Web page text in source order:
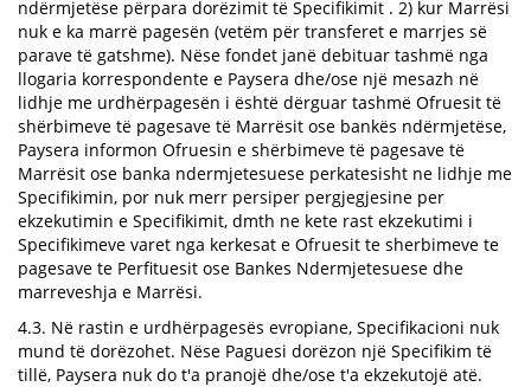
ndërmjetëse përpara dorëzimit të Specifikimit . 2) kur Marrësi
nuk e ka marrë pagesën (vetëm për transferet e marrjes së
parave të gatshme). Nëse fondet janë debituar tashmë nga
llogaria korrespondente e Paysera dhe/ose një mesazh në
lidhje me urdhërpagesën i është dërguar tashmë Ofruesit të
shërbimeve të pagesave të Marrësit ose bankës ndërmjetëse,
Paysera informon Ofruesin e shërbimeve të pagesave të
Marrësit ose banka ndermjetesuese perkatesisht ne lidhje me
Specifikimin, por nuk merr persiper pergjegjesine per
ekzekutimin e Specifikimit, dmth ne kete rast ekzekutimi i
Specifikimeve varet nga kerkesat e Ofruesit te sherbimeve te
pagesave te Perfituesit ose Bankes Ndermjetesuese dhe
marreveshja e Marrësi.
4.3. Në rastin e urdhërpagesës evropiane, Specifikacioni nuk
mund të dorëzohet. Nëse Paguesi dorëzon një Specifikim të
tillë, Paysera nuk do t'a pranojë dhe/ose t'a ekzekutojë atë.